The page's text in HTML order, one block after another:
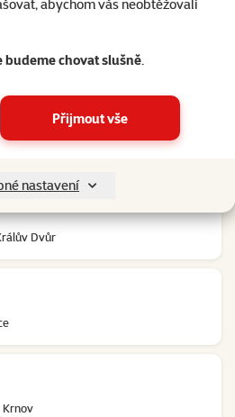
abychom vás neobtěžovali
budeme chovat slušně.
Přijmout vše
nastavení
Dvůr
Krnov